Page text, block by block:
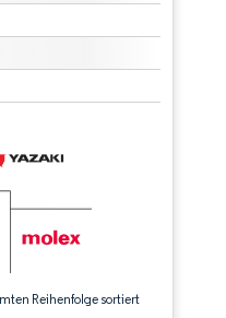
Reihenfolge sortiert
Namensnennung gemäß CC BY 4.0.